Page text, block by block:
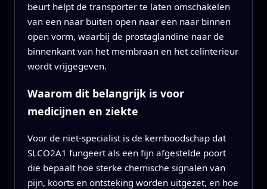
beurt helpt de transporter te laten omschakelen
van een naar buiten open naar een naar binnen
open vorm, waarbij de prostaglandine naar de
binnenkant van het membraan en het celinterieur
wordt vrijgegeven.
Waarom dit belangrijk is voor
medicijnen en ziekte
Voor de niet-specialist is de kernboodschap dat
SLCO2A1 fungeert als een fijn afgestelde poort
die bepaalt hoe sterke chemische signalen van
pijn, koorts en ontsteking worden uitgezet, en hoe